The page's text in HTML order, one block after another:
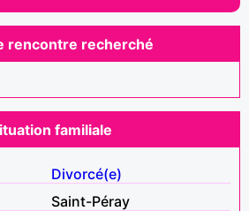
rencontre recherché
familiale
Divorcé(e)
Saint-Péray